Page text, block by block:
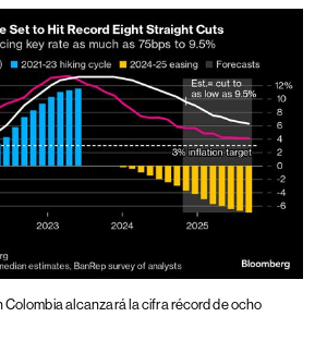
Colombia alcanzará la cifra récord de ocho